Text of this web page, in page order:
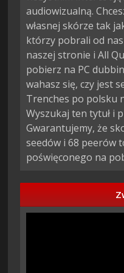
audiowizualną.
własnej skórze tak
którzy pobrali od
naszej stronie i All
pobierz na PC
wahasz się, czy jest
Trenches po polsku
Wyszukaj ten tytuł i
Gwarantujemy, że
seedów i 68 peerów
poświęconego na